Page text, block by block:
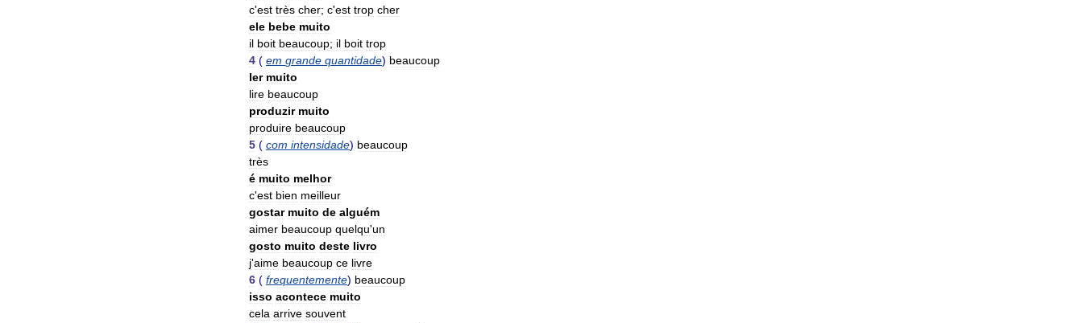
c'est très cher; c'est trop cher
ele bebe muito
il boit beaucoup; il boit trop
4 ( em grande quantidade) beaucoup
ler muito
lire beaucoup
produzir muito
produire beaucoup
5 ( com intensidade) beaucoup
très
é muito melhor
c'est bien meilleur
gostar muito de alguém
aimer beaucoup quelqu'un
gosto muito deste livro
j'aime beaucoup ce livre
6 ( frequentemente) beaucoup
isso acontece muito
cela arrive souvent